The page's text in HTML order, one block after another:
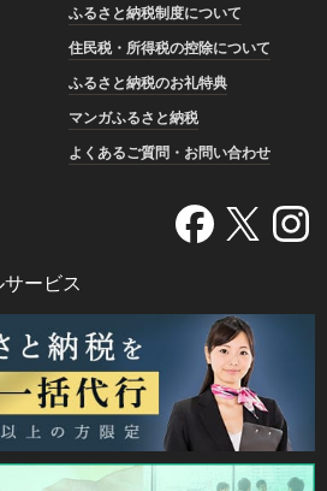
ふるさと納税制度について
住民税・所得税の控除について
ふるさと納税のお礼特典
マンガふるさと納税
よくあるご質問・お問い合わせ
ービス